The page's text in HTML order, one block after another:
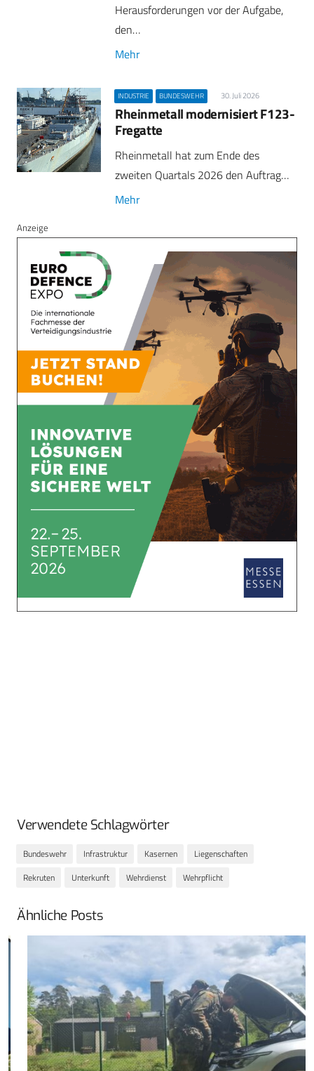
Herausforderungen vor der Aufgabe,
den…
Mehr
INDUSTRIE BUNDESWEHR 30. Juli 2026
Rheinmetall modernisiert F123-
Fregatte
Rheinmetall hat zum Ende des
zweiten Quartals 2026 den Auftrag…
Mehr
Anzeige
Verwendete Schlagwörter
Bundeswehr Infrastruktur Kasernen
Liegenschaften
Rekruten
Unterkunft Wehrdienst Wehrpflicht
Ähnliche Posts